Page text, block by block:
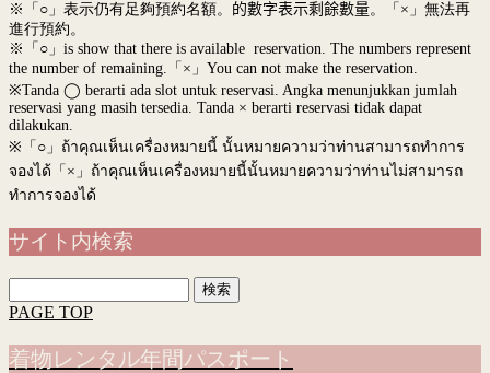
※「○」表示仍有足夠預約名額。 的數字表示剩餘數量。「×」無法再
進行預約。
※「○」is show that there is available reservation. The numbers represent
the number of remaining.「×」You can not make the reservation.
※Tanda ◯ berarti ada slot untuk reservasi. Angka menunjukkan jumlah
reservasi yang masih tersedia. Tanda × berarti reservasi tidak dapat
dilakukan.
※ 「○」ถ้าคุณเห็นเครื่องหมายนี้ นั้นหมายความว่าท่านสามารถทำการ
จองได้「×」ถ้าคุณเห็นเครื่องหมายนี้นั้นหมายความว่าท่านไม่สามารถ
ทำการจองได้
サイト内検索
索:
PAGE TOP
着物レンタル年間パスポート